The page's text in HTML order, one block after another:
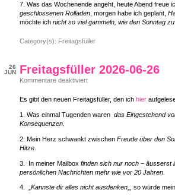
7. Was das Wochenende angeht, heute Abend freue
geschlossenen Rolladen , morgen habe ich geplant,
möchte ich nicht so viel gammeln, wie den Sonntag
Category(s): Freitagsfüller
26
JUN
Freitagsfüller 2026-06-26
Kommentare deaktiviertfür
06-
Es gibt den neuen Freitagsfüller, den ich hier
1. Was einmal Tugenden waren das Eingestehend
Konsequenzen
2. Mein Herz schwankt zwischen Freude über den
Hitze
3. In meiner Mailbox finden sich nur noch – äusserst
persönlichen Nachrichten mehr wie vor 20 Jahren
4. „Kannste dir alles nicht ausdenken„, so würde